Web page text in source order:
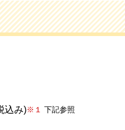
込み)※１ 下記参照